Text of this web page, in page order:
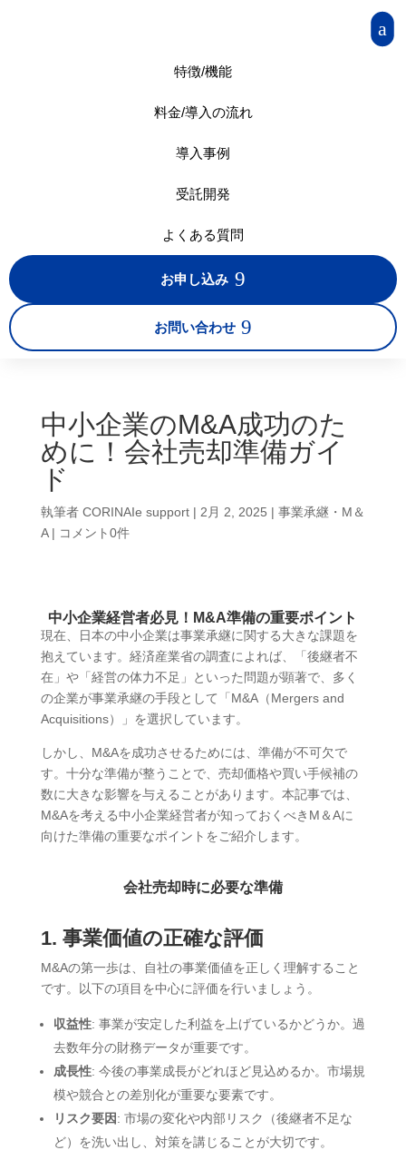
a
特徴/機能
料金/導入の流れ
導入事例
受託開発
よくある質問
9
お申し込み
9
お問い合わせ
中小企業のM&A成功のた
めに！会社売却準備ガイ
ド
執筆者 CORINAIe support| 2月 2, 2025 | 事業承継・M＆
A| コメント0件
中小企業経営者必見！M&A準備の重要ポイント
現在、日本の中小企業は事業承継に関する大きな課題を
抱えています。経済産業省の調査によれば、「後継者不
在」や「経営の体力不足」といった問題が顕著で、多く
の企業が事業承継の手段として「M&A（Mergers and
Acquisitions）」を選択しています。
しかし、M&Aを成功させるためには、準備が不可欠で
す。十分な準備が整うことで、売却価格や買い手候補の
数に大きな影響を与えることがあります。本記事では、
M&Aを考える中小企業経営者が知っておくべきM＆Aに
向けた準備の重要なポイントをご紹介します。
会社売却時に必要な準備
1. 事業価値の正確な評価
M&Aの第一歩は、自社の事業価値を正しく理解すること
です。以下の項目を中心に評価を行いましょう。
収益性: 事業が安定した利益を上げているかどうか。過
去数年分の財務データが重要です。
成長性: 今後の事業成長がどれほど見込めるか。市場規
模や競合との差別化が重要な要素です。
リスク要因: 市場の変化や内部リスク（後継者不足な
ど）を洗い出し、対策を講じることが大切です。